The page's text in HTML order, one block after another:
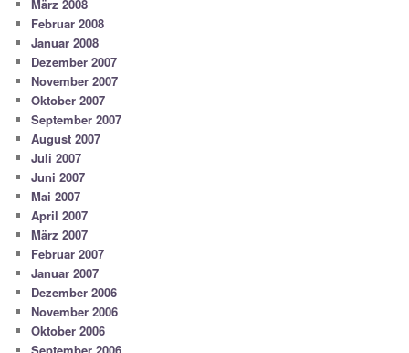
März 2008
Februar 2008
Januar 2008
Dezember 2007
November 2007
Oktober 2007
September 2007
August 2007
Juli 2007
Juni 2007
Mai 2007
April 2007
März 2007
Februar 2007
Januar 2007
Dezember 2006
November 2006
Oktober 2006
September 2006